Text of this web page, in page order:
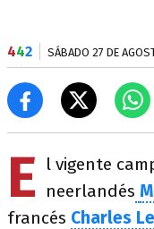
442 SÁBADO 27 DE
E l vigente
neerlandés
francés Charles